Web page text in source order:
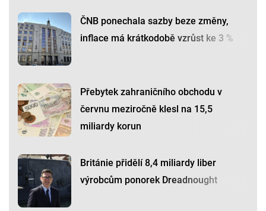
ČNB ponechala sazby beze změny,
inflace má krátkodobě vzrůst ke 3 %
Přebytek zahraničního obchodu v
červnu meziročně klesl na 15,5
miliardy korun
Británie přidělí 8,4 miliardy liber
výrobcům ponorek Dreadnought